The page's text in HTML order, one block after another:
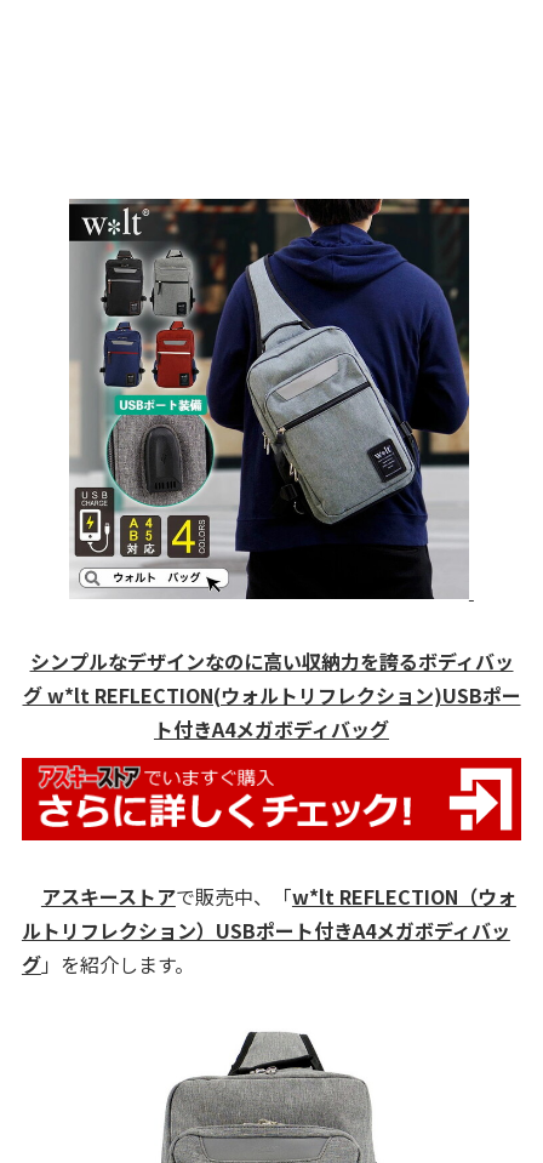
シンプルなデザインなのに高い収納力を誇るボディバッ
グ w*lt REFLECTION(ウォルトリフレクション)USBポー
ト付きA4メガボディバッグ
アスキーストアで販売中、「w*lt REFLECTION（ウォ
ルトリフレクション）USBポート付きA4メガボディバッ
グ」を紹介します。